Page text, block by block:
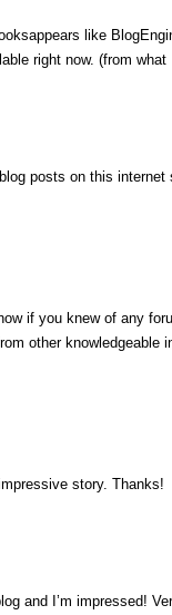
like
right now. (from
posts on this
if you knew of any
other
story. Thanks!
and I’m impressed!